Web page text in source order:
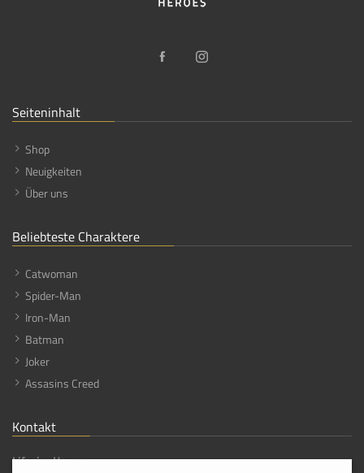
Seiteninhalt
Shop
Neuigkeiten
Über uns
Beliebteste Charaktere
Catwoman
Spider-Man
Iron-Man
Batman
Joker
Assasins Creed
Kontakt
Lifesize Heroes